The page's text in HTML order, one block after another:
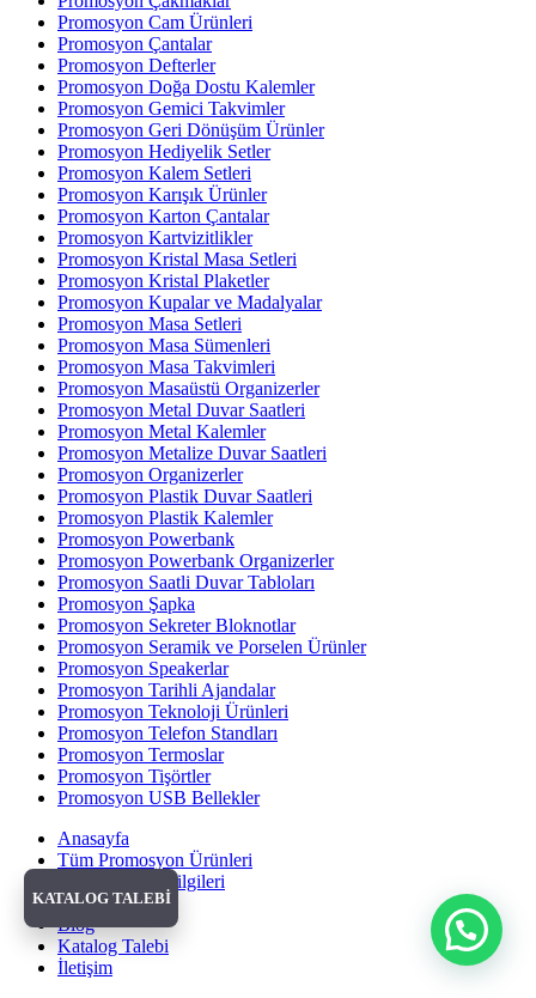
Promosyon Cam Ürünleri
Promosyon Çantalar
Promosyon Defterler
Promosyon Doğa Dostu Kalemler
Promosyon Gemici Takvimler
Promosyon Geri Dönüşüm Ürünler
Promosyon Hediyelik Setler
Promosyon Kalem Setleri
Promosyon Karışık Ürünler
Promosyon Karton Çantalar
Promosyon Kartvizitlikler
Promosyon Kristal Masa Setleri
Promosyon Kristal Plaketler
Promosyon Kupalar ve Madalyalar
Promosyon Masa Setleri
Promosyon Masa Sümenleri
Promosyon Masa Takvimleri
Promosyon Masaüstü Organizerler
Promosyon Metal Duvar Saatleri
Promosyon Metal Kalemler
Promosyon Metalize Duvar Saatleri
Promosyon Organizerler
Promosyon Plastik Duvar Saatleri
Promosyon Plastik Kalemler
Promosyon Powerbank
Promosyon Powerbank Organizerler
Promosyon Saatli Duvar Tabloları
Promosyon Şapka
Promosyon Sekreter Bloknotlar
Promosyon Seramik ve Porselen Ürünler
Promosyon Speakerlar
Promosyon Tarihli Ajandalar
Promosyon Teknoloji Ürünleri
Promosyon Telefon Standları
Promosyon Termoslar
Promosyon Tişörtler
Promosyon USB Bellekler
Anasayfa
Tüm Promosyon Ürünleri
Banka Hesap Bilgileri
Hakkımızda
Blog
Katalog Talebi
İletişim
KATALOG TALEBİ